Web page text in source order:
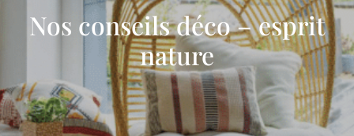
Nos conseils déco – esprit
nature